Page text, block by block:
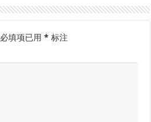
必填项已用* 标注